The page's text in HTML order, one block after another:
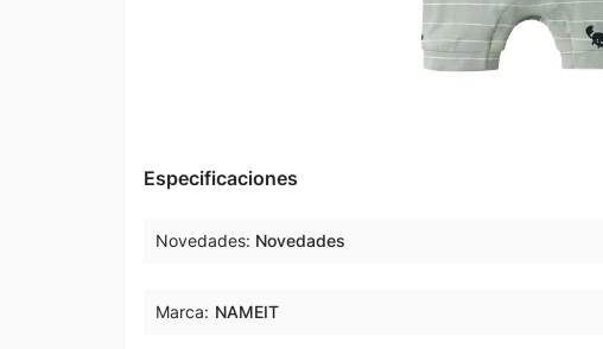
Especificaciones
Novedades Novedades
Marca: NAMEIT